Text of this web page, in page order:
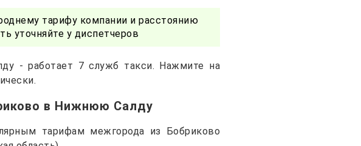
тарифу компании и расстоянию
уточняйте у диспетчеров
- работает 7 служб такси. Нажмите на
в Нижнюю Салду
тарифам межгорода из Бобриково